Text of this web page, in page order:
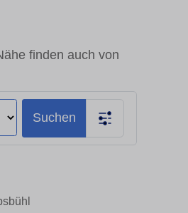
finden auch von
Suchen